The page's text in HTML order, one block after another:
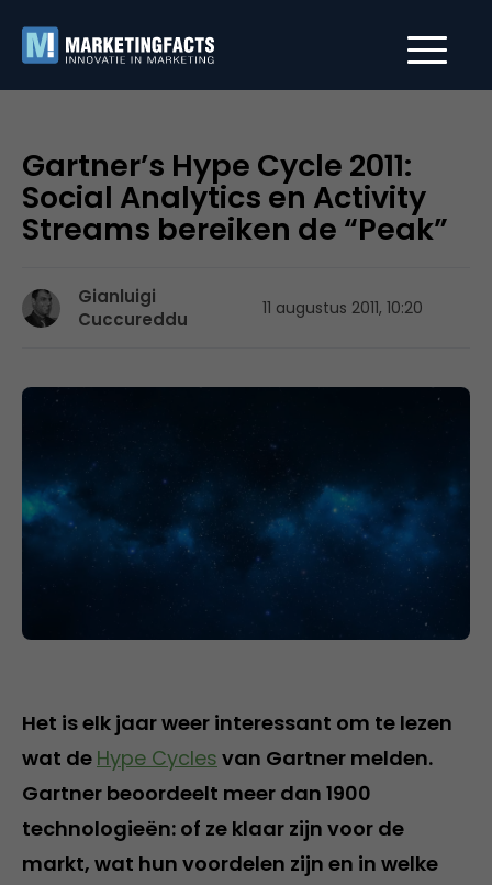
Gartner’s Hype Cycle 2011:
Social Analytics en Activity
Streams bereiken de “Peak”
Gianluigi
Cuccureddu
11 augustus 2011, 10:20
Het is elk jaar weer interessant om te lezen
wat de Hype Cycles van Gartner melden.
Gartner beoordeelt meer dan 1900
technologieën: of ze klaar zijn voor de
markt, wat hun voordelen zijn en in welke